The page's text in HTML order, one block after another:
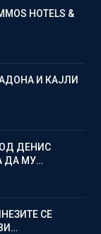
HOTELS &
И КАЈЛИ
ДЕНИС
ДА МУ…
СЕ